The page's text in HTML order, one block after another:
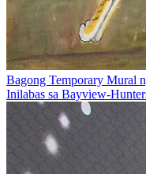
Bagong Temporary Mural
Inilabas sa Bayview-